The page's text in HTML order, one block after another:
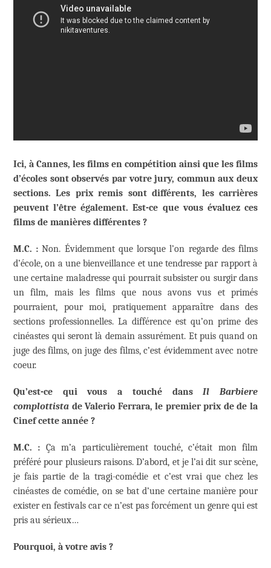
Ici, à Cannes, les films en compétition ainsi que les films
d’écoles sont observés par votre jury, commun aux deux
sections. Les prix remis sont différents, les carrières
peuvent l’être également. Est-ce que vous évaluez ces
films de manières différentes ?
M.C. : Non. Évidemment que lorsque l’on regarde des films
d’école, on a une bienveillance et une tendresse par rapport à
une certaine maladresse qui pourrait subsister ou surgir dans
un film, mais les films que nous avons vus et primés
pourraient, pour moi, pratiquement apparaître dans des
sections professionnelles. La différence est qu’on prime des
cinéastes qui seront là demain assurément. Et puis quand on
juge des films, on juge des films, c’est évidemment avec notre
coeur.
Qu’est-ce qui vous a touché dansIl Barbiere
complottista de Valerio Ferrara, le premier prix de de la
Cinef cette année ?
M.C. : Ça m’a particulièrement touché, c’était mon film
préféré pour plusieurs raisons. D’abord, et je l’ai dit sur scène,
je fais partie de la tragi-comédie et c’est vrai que chez les
cinéastes de comédie, on se bat d’une certaine manière pour
exister en festivals car ce n’est pas forcément un genre qui est
pris au sérieux…
Pourquoi, à votre avis ?